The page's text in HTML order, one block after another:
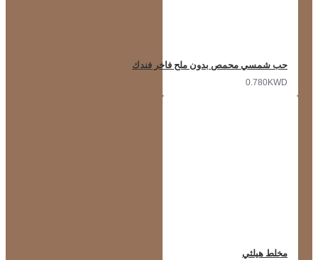
حب شمسي محمص بدون ملح فاخر فندك
0.780KWD
مخلط هيلثي